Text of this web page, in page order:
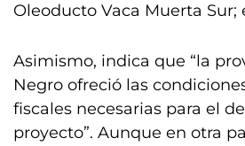
Oleoducto Vaca Muerta Sur;
Asimismo, indica que “la
Negro ofreció las
fiscales necesarias para el
proyecto”. Aunque en otra